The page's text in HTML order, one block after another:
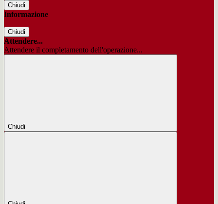
Chiudi
Informazione
Chiudi
Attendere...
Attendere il completamento dell'operazione...
Chiudi